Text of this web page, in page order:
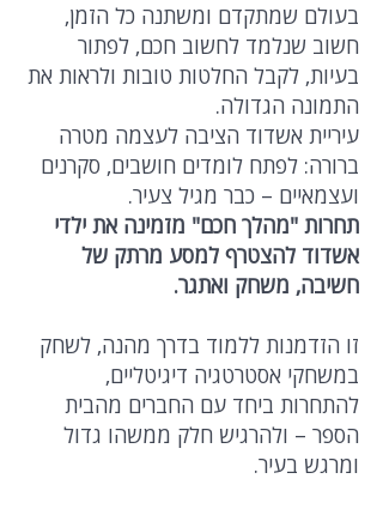
בעולם שמתקדם ומשתנה כל הזמן,
חשוב שנלמד לחשוב חכם, לפתור
בעיות, לקבל החלטות טובות ולראות את
התמונה הגדולה.
עיריית אשדוד הציבה לעצמה מטרה
ברורה: לפתח לומדים חושבים, סקרנים
ועצמאיים – כבר מגיל צעיר.
תחרות "מהלך חכם" מזמינה את ילדי
אשדוד להצטרף למסע מרתק של
חשיבה, משחק ואתגר.
זו הזדמנות ללמוד בדרך מהנה, לשחק
במשחקי אסטרטגיה דיגיטליים,
להתחרות ביחד עם החברים מהבית
הספר – ולהרגיש חלק ממשהו גדול
ומרגש בעיר.